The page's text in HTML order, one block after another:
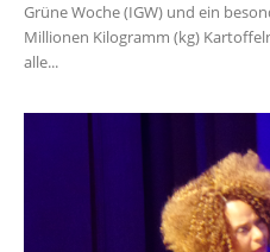
Grüne Woche (IGW) und ein
Millionen Kilogramm (kg)
alle...